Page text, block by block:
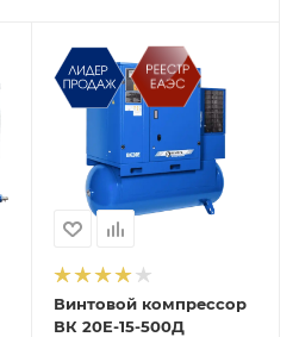
Винтовой компрессор
ВК 20E-15-500Д